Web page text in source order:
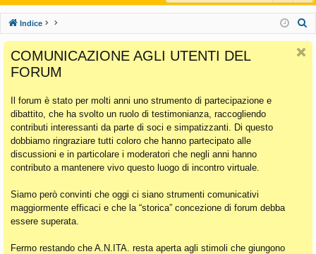
eg
a
m
en
ti
Ra
pi
di
u
m
in
Indice
COMUNICAZIONE AGLI UTENTI DEL
FORUM
Il forum è stato per molti anni uno strumento di partecipazione e
dibattito, che ha svolto un ruolo di testimonianza, raccogliendo
contributi interessanti da parte di soci e simpatizzanti. Di questo
dobbiamo ringraziare tutti coloro che hanno partecipato alle
discussioni e in particolare i moderatori che negli anni hanno
contributo a mantenere vivo questo luogo di incontro virtuale.
Siamo però convinti che oggi ci siano strumenti comunicativi
maggiormente efficaci e che la “storica” concezione di forum debba
essere superata.
Fermo restando che A.N.ITA. resta aperta agli stimoli che giungono